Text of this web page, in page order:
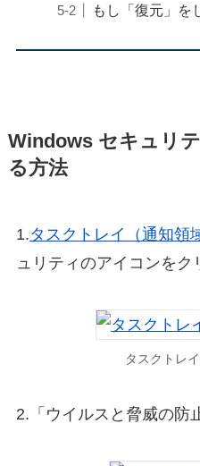
もし「復元」を
Windows セキュリ
る方法
1.タスクトレイ（通知領
ュリティのアイコンをク
タスクトレ
2.「ウイルスと脅威の防